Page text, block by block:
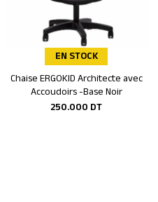
EN STOCK
Ajouter au panier
Chaise ERGOKID Architecte avec
Accoudoirs -Base Noir
250.000 DT